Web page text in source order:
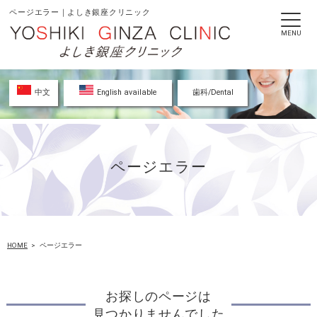
ページエラー｜よしき銀座クリニック
中文 English available 歯科/Dental
ページエラー
HOME ページエラー
お探しのページは
見つかりませんでした
MENU